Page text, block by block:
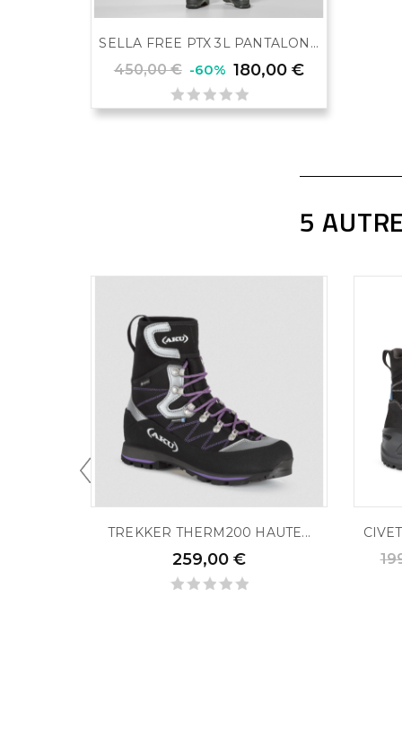
SELLA FREE PTX 3L PANTALON...
450,00 € -60% 180,00 €
5
TREKKER THERM200 HAUTE...
259,00 €